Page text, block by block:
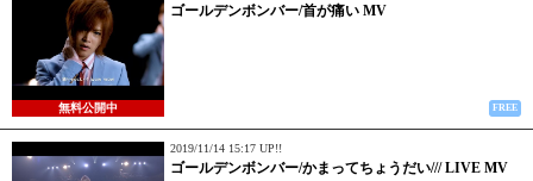
無料公開中
ゴールデンボンバー/首が痛い MV
FREE
2019/11/14 15:17 UP!!
ゴールデンボンバー/かまってちょうだい/// LIVE MV